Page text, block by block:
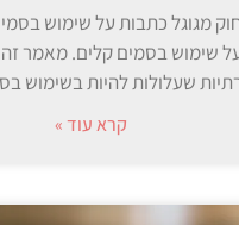
מגוגל כתבות על שימוש
שימוש בסמים קלים. מאמר
שעלולות להיות בשימוש
קרא עוד »